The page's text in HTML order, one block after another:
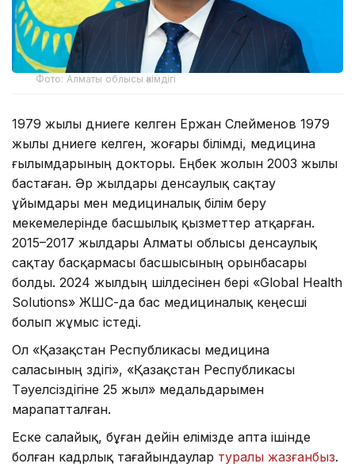
Фото: Алматы облысы әкімдігі
1979 жылы дүниеге келген Ержан Сүлейменов 1979
жылы дүниеге келген, жоғары білімді, медицина
ғылымдарының докторы. Еңбек жолын 2003 жылы
бастаған. Әр жылдары денсаулық сақтау
ұйымдары мен медициналық білім беру
мекемелерінде басшылық қызметтер атқарған.
2015–2017 жылдары Алматы облысы денсаулық
сақтау басқармасы басшысының орынбасары
болды. 2024 жылдың шілдесінен бері «Global Health
Solutions» ЖШС-да бас медициналық кеңесші
болып жұмыс істеді.
Ол «Қазақстан Республикасы медицина
саласының үздігі», «Қазақстан Республикасы
Тәуелсіздігіне 25 жыл» медальдарымен
марапатталған.
Еске салайық, бұған дейін елімізде апта ішінде
болған кадрлық тағайындаулар туралы жазғанбыз.